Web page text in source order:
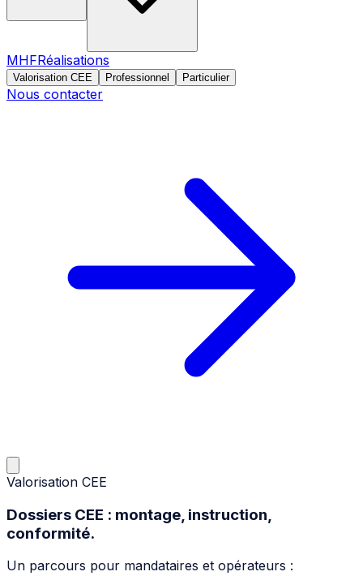
MHFRéalisations
Valorisation CEE Professionnel Particulier
Nous contacter
Valorisation CEE
Dossiers CEE : montage, instruction,
conformité.
Un parcours pour mandataires et opérateurs :